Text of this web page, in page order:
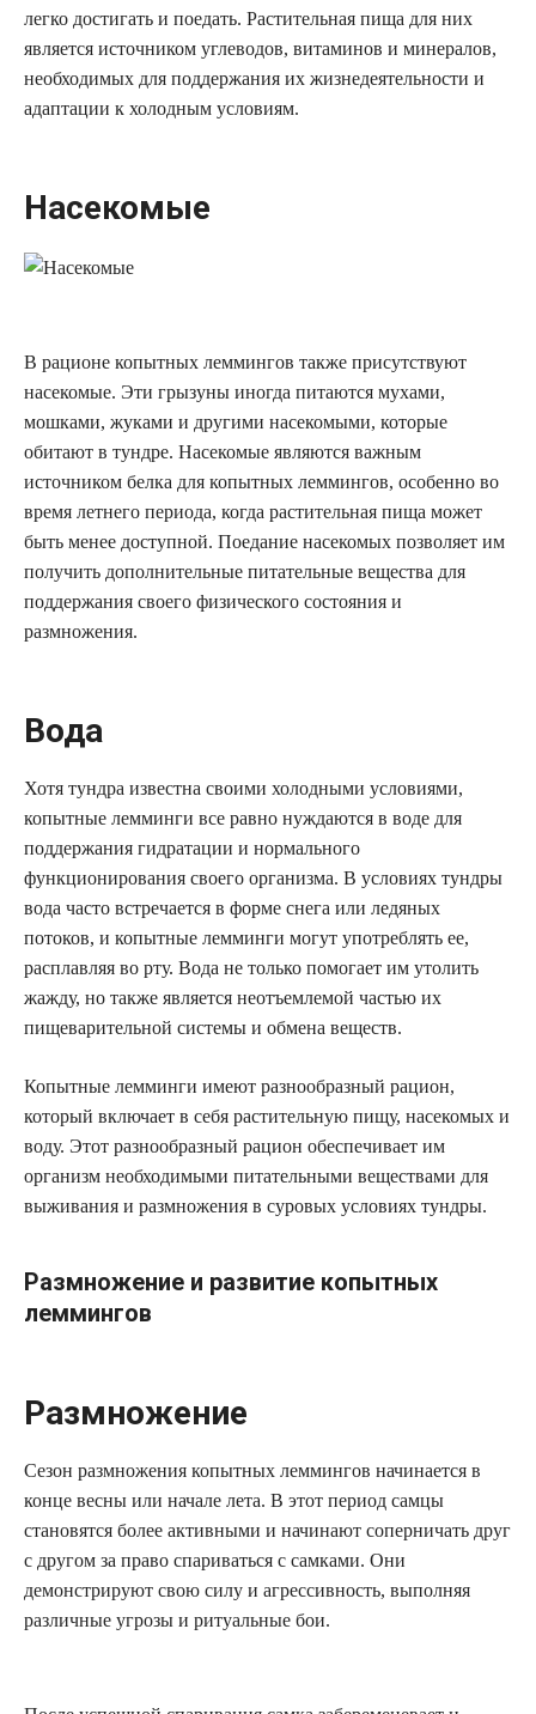
легко достигать и поедать. Растительная пища для них
является источником углеводов, витаминов и минералов,
необходимых для поддержания их жизнедеятельности и
адаптации к холодным условиям.
Насекомые
В рационе копытных леммингов также присутствуют
насекомые. Эти грызуны иногда питаются мухами,
мошками, жуками и другими насекомыми, которые
обитают в тундре. Насекомые являются важным
источником белка для копытных леммингов, особенно во
время летнего периода, когда растительная пища может
быть менее доступной. Поедание насекомых позволяет им
получить дополнительные питательные вещества для
поддержания своего физического состояния и
размножения.
Вода
Хотя тундра известна своими холодными условиями,
копытные лемминги все равно нуждаются в воде для
поддержания гидратации и нормального
функционирования своего организма. В условиях тундры
вода часто встречается в форме снега или ледяных
потоков, и копытные лемминги могут употреблять ее,
расплавляя во рту. Вода не только помогает им утолить
жажду, но также является неотъемлемой частью их
пищеварительной системы и обмена веществ.
Копытные лемминги имеют разнообразный рацион,
который включает в себя растительную пищу, насекомых и
воду. Этот разнообразный рацион обеспечивает им
организм необходимыми питательными веществами для
выживания и размножения в суровых условиях тундры.
Размножение и развитие копытных
леммингов
Размножение
Сезон размножения копытных леммингов начинается в
конце весны или начале лета. В этот период самцы
становятся более активными и начинают соперничать друг
с другом за право спариваться с самками. Они
демонстрируют свою силу и агрессивность, выполняя
различные угрозы и ритуальные бои.